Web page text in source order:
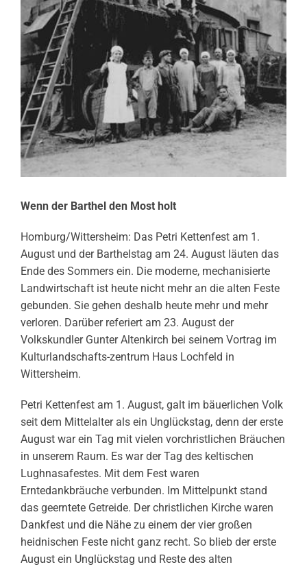
Wenn der Barthel den Most holt
Homburg/Wittersheim: Das Petri Kettenfest am 1.
August und der Barthelstag am 24. August läuten das
Ende des Sommers ein. Die moderne, mechanisierte
Landwirtschaft ist heute nicht mehr an die alten Feste
gebunden. Sie gehen deshalb heute mehr und mehr
verloren. Darüber referiert am 23. August der
Volkskundler Gunter Altenkirch bei seinem Vortrag im
Kulturlandschafts-zentrum Haus Lochfeld in
Wittersheim.
Petri Kettenfest am 1. August, galt im bäuerlichen Volk
seit dem Mittelalter als ein Unglückstag, denn der erste
August war ein Tag mit vielen vorchristlichen Bräuchen
in unserem Raum. Es war der Tag des keltischen
Lughnasafestes. Mit dem Fest waren
Erntedankbräuche verbunden. Im Mittelpunkt stand
das geerntete Getreide. Der christlichen Kirche waren
Dankfest und die Nähe zu einem der vier großen
heidnischen Feste nicht ganz recht. So blieb der erste
August ein Unglückstag und Reste des alten